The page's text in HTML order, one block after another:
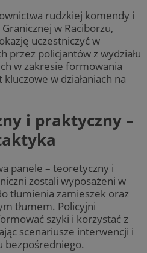
rudzkiej komendy i
w Raciborzu,
uczestniczyć w
przez policjantów z wydziału
w zakresie formowania
w działaniach na
i praktyczny –
panele – teoretyczny i
zostali wyposażeni w
tłumienia zamieszek oraz
tłumem. Policyjni
szyki i korzystać z
scenariusze interwencji i
bezpośredniego.